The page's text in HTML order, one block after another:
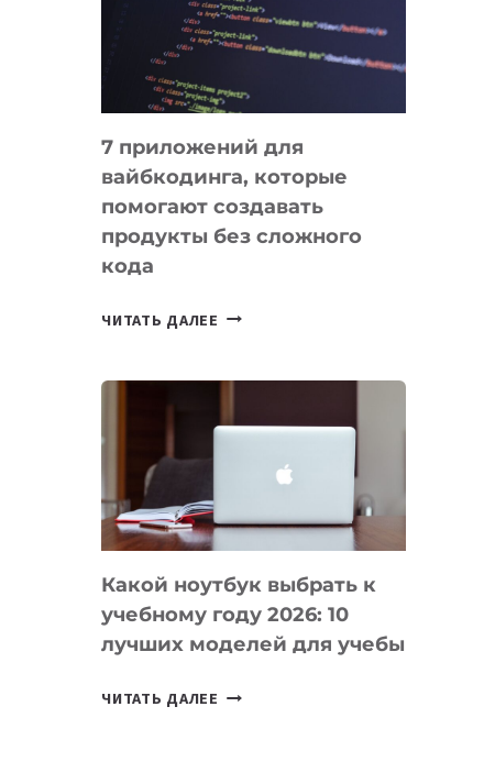
ДЛЯ
РАБОТЫ
7 приложений для
вайбкодинга, которые
помогают создавать
продукты без сложного
кода
ЧИТАТЬ ДАЛЕЕ
КОТОРЫЕ
СОЗДАВАТЬ
БЕЗ
КОДА
Какой ноутбук выбрать к
учебному году 2026: 10
лучших моделей для учебы
ЧИТАТЬ ДАЛЕЕ КАКОЙ